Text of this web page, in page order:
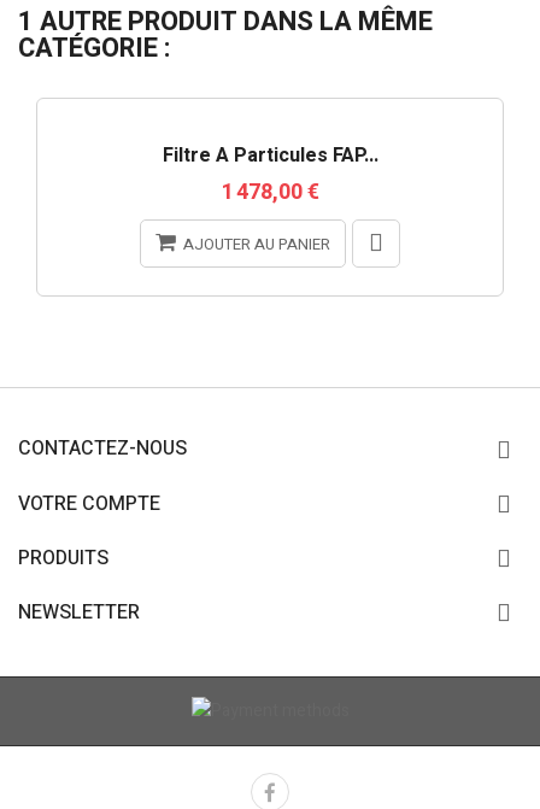
1 AUTRE PRODUIT DANS LA MÊME
CATÉGORIE :
Filtre À Particules FAP...
1 478,00 €
AJOUTER AU PANIER
CONTACTEZ-NOUS
VOTRE COMPTE
PRODUITS
NEWSLETTER